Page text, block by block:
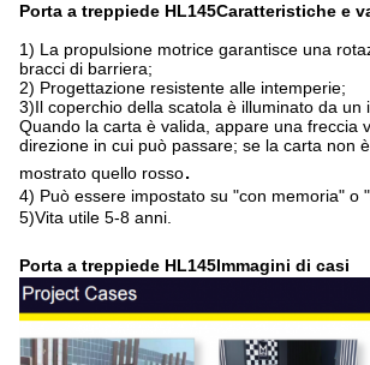
Porta a treppiede HL145Caratteristiche e
1) La propulsione motrice garantisce una
bracci di barriera;
2) Progettazione resistente alle intemperie;
3)Il coperchio della scatola è illuminato da un
Quando la carta è valida, appare una freccia
direzione in cui può passare; se la carta non
mostrato quello rosso.
4) Può essere impostato su "con memoria" o
5)Vita utile 5-8 anni.
Porta a treppiede HL145Immagini di casi